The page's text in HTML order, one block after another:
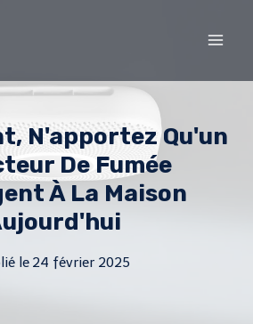
N'apportez Qu'un
De Fumée
À La Maison
le 24 février 2025